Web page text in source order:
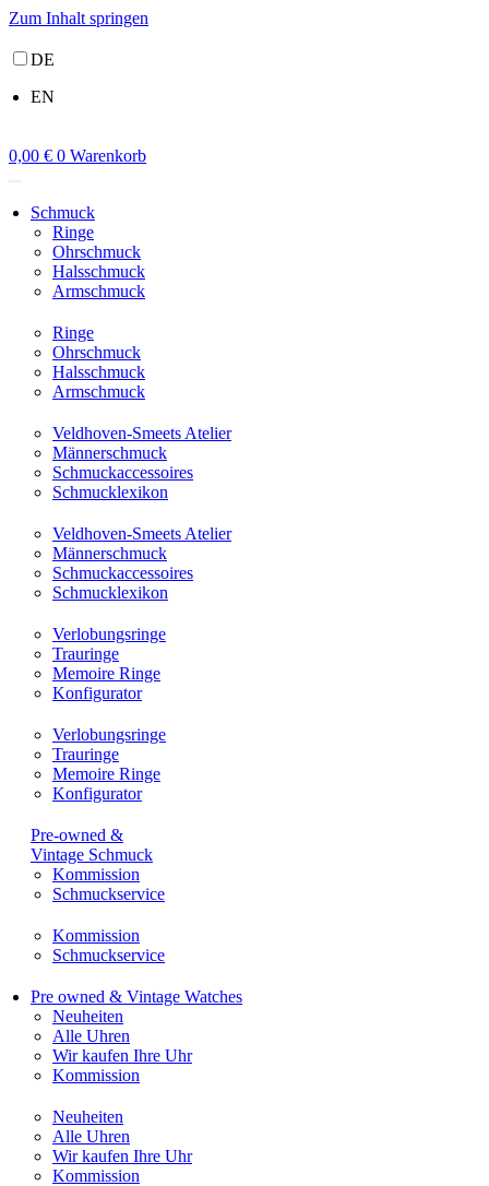
Zum Inhalt springen
DE
EN
0,00 € 0 Warenkorb
Schmuck
Ringe
Ohrschmuck
Halsschmuck
Armschmuck
Ringe
Ohrschmuck
Halsschmuck
Armschmuck
Veldhoven-Smeets Atelier
Männerschmuck
Schmuckaccessoires
Schmucklexikon
Veldhoven-Smeets Atelier
Männerschmuck
Schmuckaccessoires
Schmucklexikon
Verlobungsringe
Trauringe
Memoire Ringe
Konfigurator
Verlobungsringe
Trauringe
Memoire Ringe
Konfigurator
Pre-owned &
Vintage Schmuck
Kommission
Schmuckservice
Kommission
Schmuckservice
Pre owned & Vintage Watches
Neuheiten
Alle Uhren
Wir kaufen Ihre Uhr
Kommission
Neuheiten
Alle Uhren
Wir kaufen Ihre Uhr
Kommission